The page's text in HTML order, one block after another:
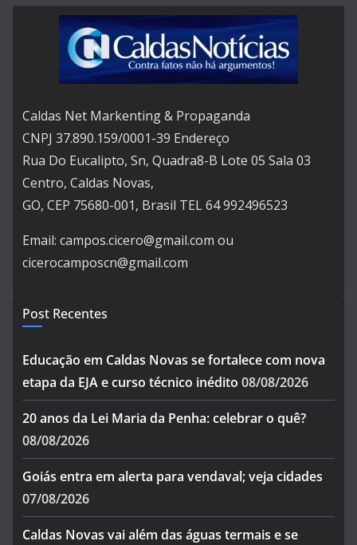
Caldas Net Markenting & Propaganda
CNPJ 37.890.159/0001-39 Endereço
Rua Do Eucalipto, Sn, Quadra8-B Lote 05 Sala 03
Centro, Caldas Novas,
GO, CEP 75680-001, Brasil TEL 64 992496523
Email: campos.cicero@gmail.com ou
cicerocamposcn@gmail.com
Post Recentes
Educação em Caldas Novas se fortalece com nova
etapa da EJA e curso técnico inédito 08/08/2026
20 anos da Lei Maria da Penha: celebrar o quê?
08/08/2026
Goiás entra em alerta para vendaval; veja cidades
07/08/2026
Caldas Novas vai além das águas termais e se